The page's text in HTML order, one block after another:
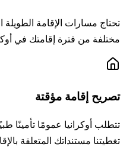
مسارات الإقامة الطويلة
من فترة إقامتك في أوكرانيا.
إقامة مؤقتة
أوكرانيا عمومًا تأمينًا طبيًا
مستنداتك المتعلقة بالإقامة.